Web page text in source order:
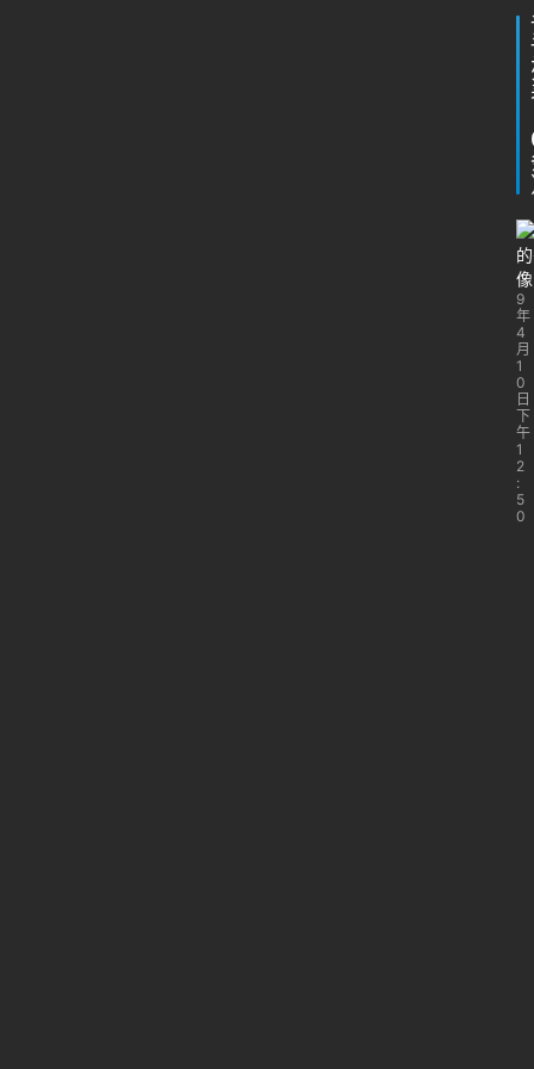
9
年
4
月
1
0
日
下
午
1
2
:
5
0